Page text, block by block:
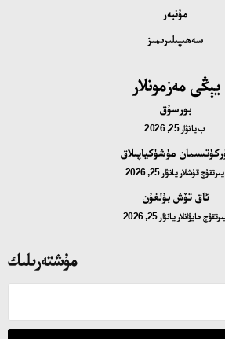
مۇنبەر
سەھىپىلىرىمىز
يېڭى مەزمونلار
بورسۇق
بيانۋار 25, 2026
مۈشۈكياپىلاق
يىرتقۇچ قۇشلار يانۋار 25, 2026
ئاق تۆش بۇلغۇن
ھايۋانلار يانۋار 25, 2026
مۇشتەرىلىك